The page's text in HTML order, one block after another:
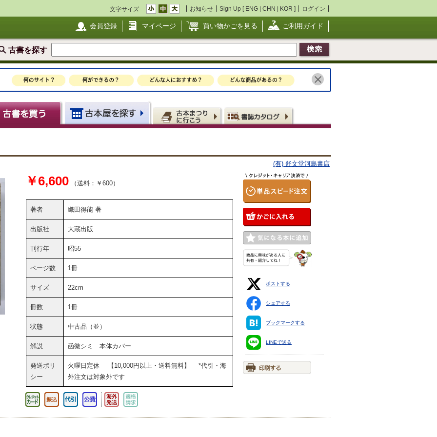
文字サイズ お知らせ Sign Up [ ENG | CHN | KOR ] ログイン
会員登録 マイページ 買い物かごを見る ご利用ガイド
古書を探す
(有) 舒文堂河島書店
￥6,600 （送料：￥600）
著者 織田得能 著
出版社 大蔵出版
刊行年 昭55
ページ数 1冊
サイズ 22cm
冊数 1冊
状態 中古品（並）
解説 函微シミ 本体カバー
発送ポリ
シー
火曜日定休 【10,000円以上・送料無料】 *代引・海
外注文は対象外です
ポストする
シェアする
ブックマークする
LINEで送る